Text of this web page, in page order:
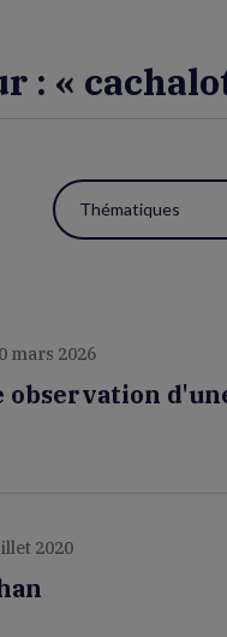
: «
Thématiques
mars 2026
observation
2020